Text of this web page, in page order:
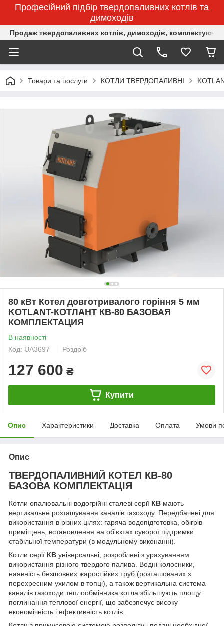
Професійний підбір твердопаливних котлів та
димоходів
Продаж твердопаливних котлів, димоходів,
Товари та послуги КОТЛИ ТВЕРДОПАЛИВНІ
80 кВт Котел довготривалого горіння 5 мм
KOTLANT-КОТЛАНТ КВ-80 БАЗОВАЯ
КОМПЛЕКТАЦИЯ
В наявності
Код: UA3697
Роздріб
127 600 ₴
Купити
Опис Характеристики Доставка Оплата Умови
Опис
ТВЕРДОПАЛИВНИЙ КОТЕЛ КВ-80
БАЗОВА КОМПЛЕКТАЦІЯ
Котли опалювальні водогрійні сталеві серії КВ мають
вертикальне розташування каналів газоходу. Передбачені для
використання в різних цілях: гаряча водопідготовка, обігрів
приміщень, встановлення на об'єктах суворої підтримки
стабільної температури (в модульному виконанні).
Котли серії КВ універсальні, розроблені з урахуванням
використання різного твердого палива. Водні колосники,
наявність безшовних жаростійких труб (розташованих з
перехресним ухилом в топці), а також вертикальна система
каналів газоходи теплообмінника котла збільшують площу
поглинання теплової енергії, що забезпечує високу
економічність і ефективність котлів.